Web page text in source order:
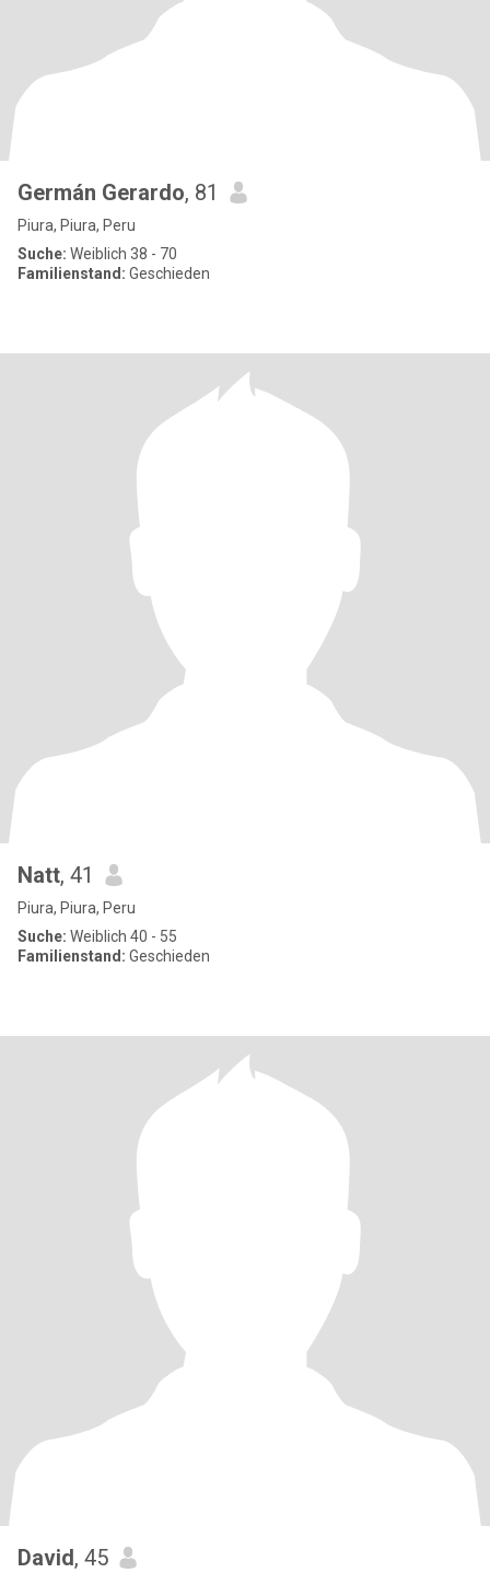
Germán Gerardo, 81
Piura, Piura, Peru
Suche: Weiblich 38 - 70
Familienstand: Geschieden
Natt, 41
Piura, Piura, Peru
Suche: Weiblich 40 - 55
Familienstand: Geschieden
David, 45